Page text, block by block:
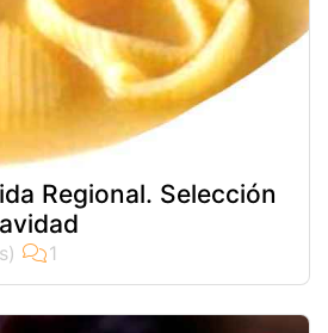
Regional. Selección